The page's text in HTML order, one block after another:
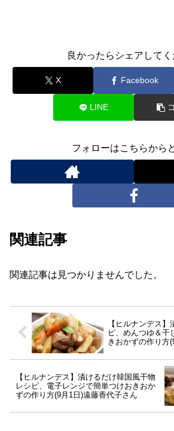
良かったらシェアして
X Facebook
LINE
フォローはこちらから
関連記事
関連記事は見つかりませんでした。
【ヒルナンデス
ピ、めんつゆ＆干
きおかずの作り方
【ヒルナンデス】漬けるだけ韓国風干物
レシピ、電子レンジで簡単つけおきおか
ずの作り方(9月1日)遠藤香代子さん